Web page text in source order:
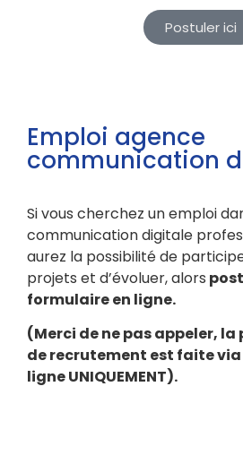
Postuler ici
Emploi agence
communication
Si vous cherchez un emploi
communication digitale
aurez la possibilité de
projets et d’évoluer, alors
formulaire en ligne.
(Merci de ne pas appeler,
de recrutement est faite
ligne UNIQUEMENT).